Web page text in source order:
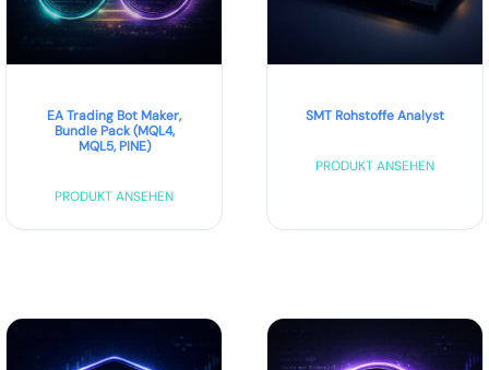
EA Trading Bot Maker,
Bundle Pack (MQL4,
MQL5, PINE)
PRODUKT ANSEHEN
SMT Rohstoffe Analyst
PRODUKT ANSEHEN